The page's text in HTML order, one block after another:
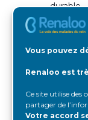
Vous pouvez
Renaloo est
Ce site utilise des
partager de
Votre accord
durable.
le
Vous devez